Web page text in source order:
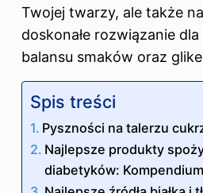
Twojej twarzy, ale także
doskonałe rozwiązanie
balansu smaków oraz
Spis treści
Pyszności na talerzu
Najlepsze produkty
diabetyków: